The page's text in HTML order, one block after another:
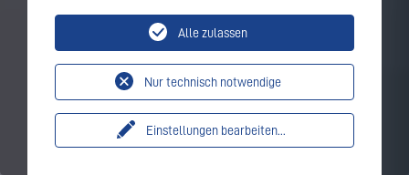
Einstellungen bearbeiten...
Nur technisch notwendige
Alle zulassen